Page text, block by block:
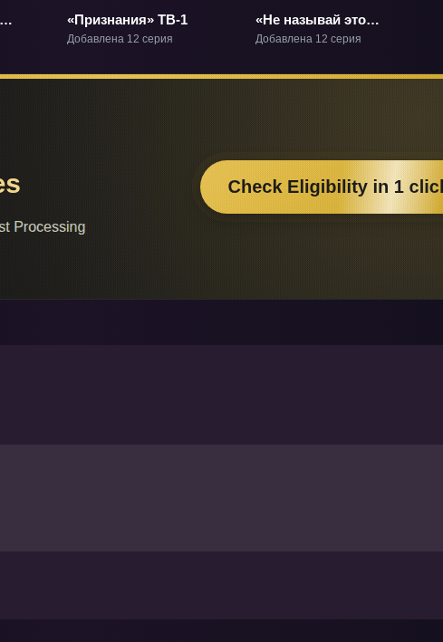
«Признания» ТВ-1
Добавлена 12 серия
«Не называй это
любовью!» ТВ-1
Добавлена 12 серия